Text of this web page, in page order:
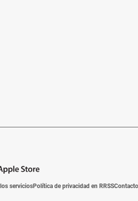
serviciosPolítica de privacidad en RRSSContacto